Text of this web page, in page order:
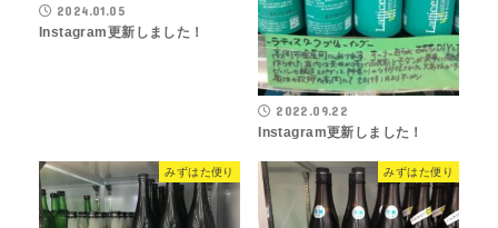
2024.01.05
Instagram更新しました！
2022.09.22
Instagram更新しました！
みずはた便り みずはた便り